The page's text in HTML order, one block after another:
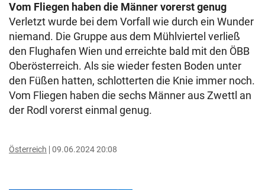
Vom Fliegen haben die Männer vorerst genug
Verletzt wurde bei dem Vorfall wie durch ein Wunder
niemand. Die Gruppe aus dem Mühlviertel verließ
den Flughafen Wien und erreichte bald mit den ÖBB
Oberösterreich. Als sie wieder festen Boden unter
den Füßen hatten, schlotterten die Knie immer noch.
Vom Fliegen haben die sechs Männer aus Zwettl an
der Rodl vorerst einmal genug.
Österreich 09.06.2024 20:08